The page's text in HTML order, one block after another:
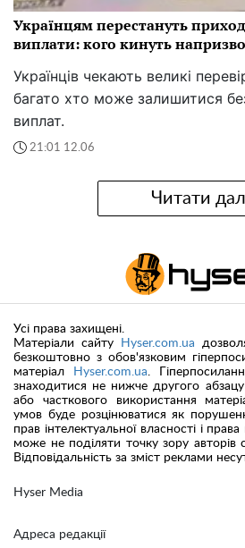
Українцям перестануть
виплати: кого кинуть
Українців чекають великі
багато хто може залишитися
виплат.
21:01 12.06
Читати
Hyser Media
Адреса редакції
Усі права захищені.
Матеріали сайту
Hyser.com.ua
безкоштовно з обов'язковим
матеріал
Hyser.com.ua.
знаходитися не нижче другого
або часткового використання
умов буде розцінюватися як
прав інтелектуальної власності і
може не поділяти точку зору авторів
Відповідальність за зміст реклами